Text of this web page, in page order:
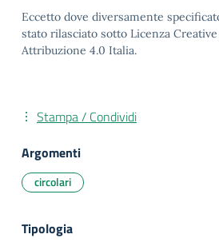
Eccetto dove diversamente
stato rilasciato sotto Licenza
Attribuzione 4.0 Italia.
Stampa / Condividi
Argomenti
circolari
Tipologia